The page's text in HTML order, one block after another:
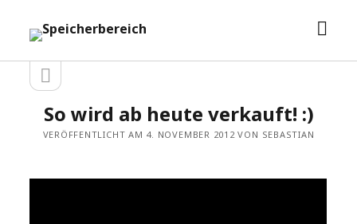
Speicherbereich
Seitenleiste
Seitenleiste
öffnen
So wird ab heute verkauft! :)
VERÖFFENTLICHT AM 4. NOVEMBER 2012 VON SEBASTIAN